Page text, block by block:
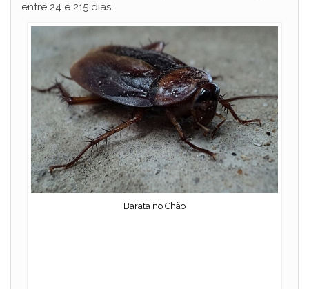
entre 24 e 215 dias.
Barata no Chão